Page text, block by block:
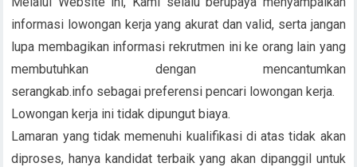
informasi lowongan kerja yang akurat dan valid, serta jangan
lupa membagikan informasi rekrutmen ini ke orang lain yang
membutuhkan dengan mencantumkan
serangkab.info sebagai preferensi pencari lowongan kerja.
Lowongan kerja ini tidak dipungut biaya.
Lamaran yang tidak memenuhi kualifikasi di atas tidak akan
diproses, hanya kandidat terbaik yang akan dipanggil untuk